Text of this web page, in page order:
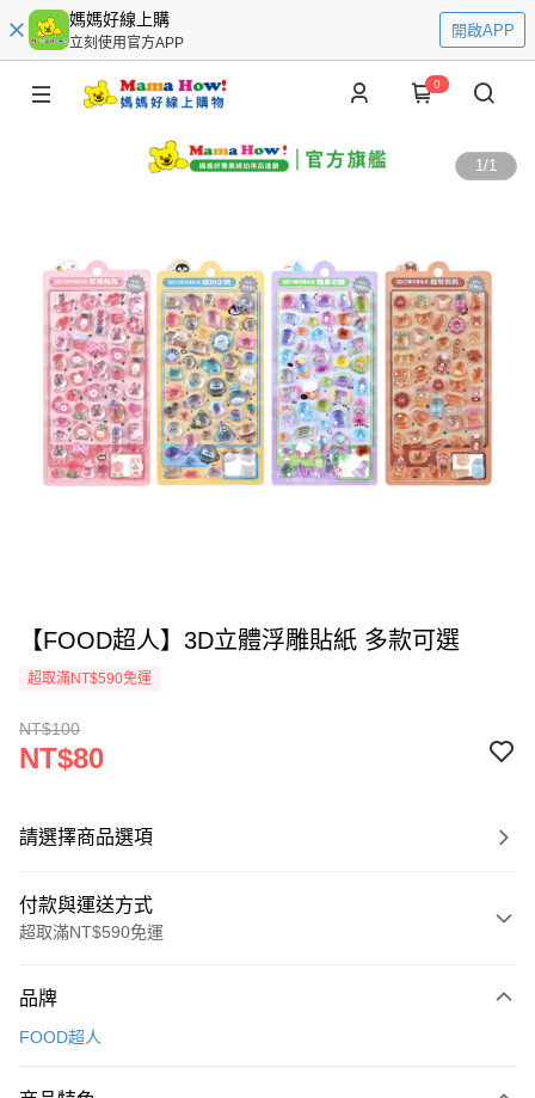
媽媽好線上購
立刻使用官方APP
開啟APP
0
1/1
【FOOD超人】3D立體浮雕貼紙 多款可選
超取滿NT$590免運
NT$100
NT$80
請選擇商品選項
付款與運送方式
超取滿NT$590免運
信用卡一次付款
品牌
FOOD超人